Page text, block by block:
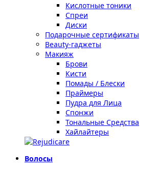
Кислотные тоники
Спреи
Диски
Подарочные сертификаты
Beauty-гаджеты
Макияж
Брови
Кисти
Помады / Блески
Праймеры
Пудра для Лица
Спонжи
Тональные Средства
Хайлайтеры
Волосы